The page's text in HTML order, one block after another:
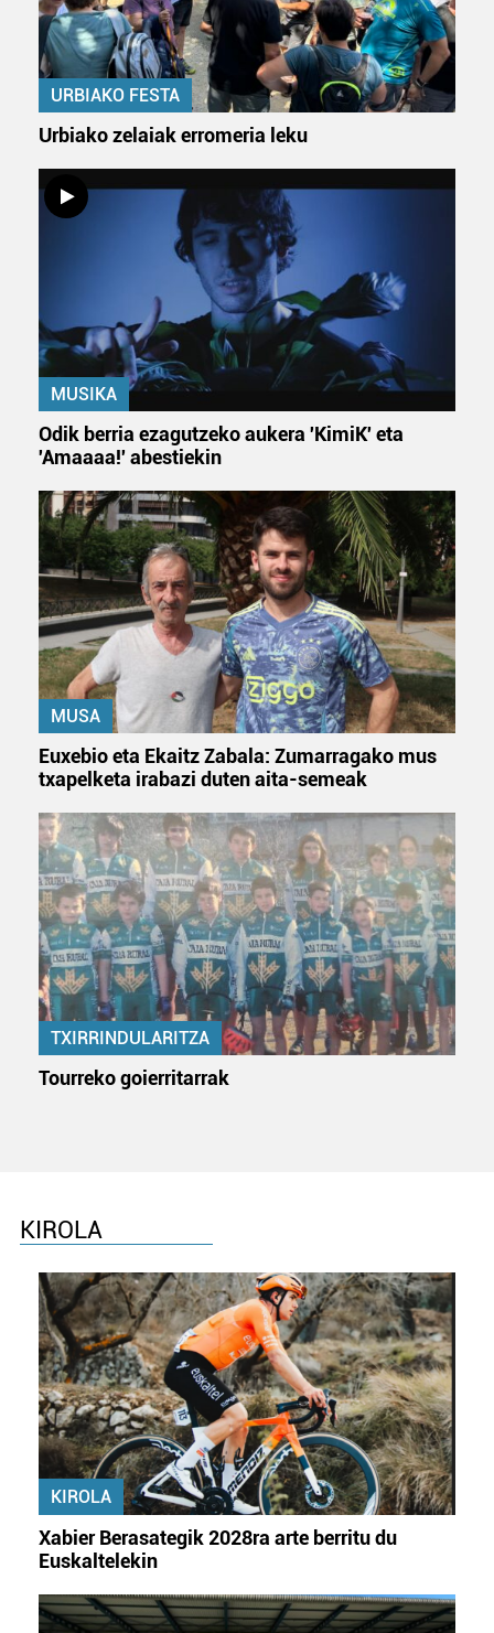
URBIAKO FESTA
Urbiako zelaiak erromeria leku
MUSIKA
Odik berria ezagutzeko aukera 'KimiK' eta
'Amaaaa!' abestiekin
MUSA
Euxebio eta Ekaitz Zabala: Zumarragako mus
txapelketa irabazi duten aita-semeak
TXIRRINDULARITZA
Tourreko goierritarrak
KIROLA
KIROLA
Xabier Berasategik 2028ra arte berritu du
Euskaltelekin